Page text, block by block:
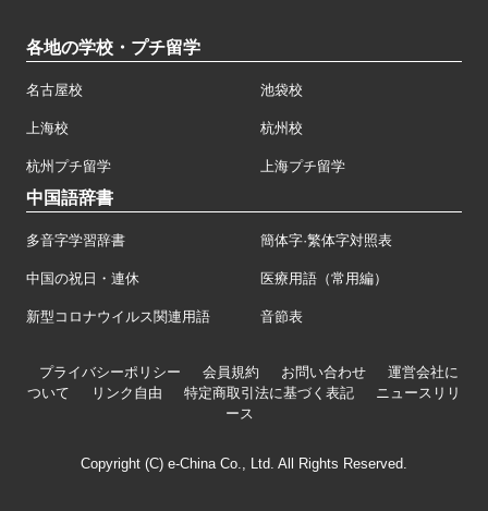
各地の学校・プチ留学
名古屋校 池袋校
上海校 杭州校
杭州プチ留学 上海プチ留学
中国語辞書
多音字学習辞書 簡体字·繁体字対照表
中国の祝日・連休 医療用語（常用編）
新型コロナウイルス関連用語 音節表
プライバシーポリシー 会員規約 お問い合わせ
運営会社に
ついて
リンク自由 特定商取引法に基づく表記
ニュースリリ
ース
Copyright (C) e-China Co., Ltd. All Rights Reserved.